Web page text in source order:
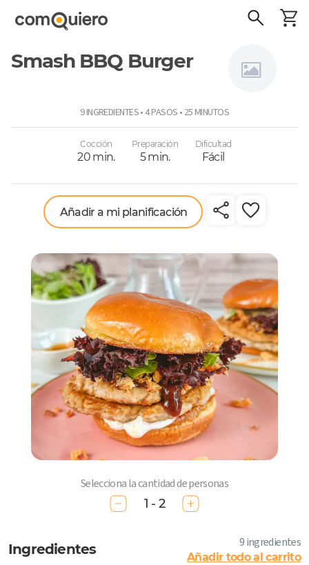
Smash BBQ Burger
9 INGREDIENTES • 4 PASOS • 25 MINUTOS
Cocción
20 min.
Preparación
5 min.
Dificultad
Fácil
Añadir a mi planificación
Selecciona la cantidad de personas
1 - 2
Ingredientes 9 ingredientes
Añadir todo al carrito